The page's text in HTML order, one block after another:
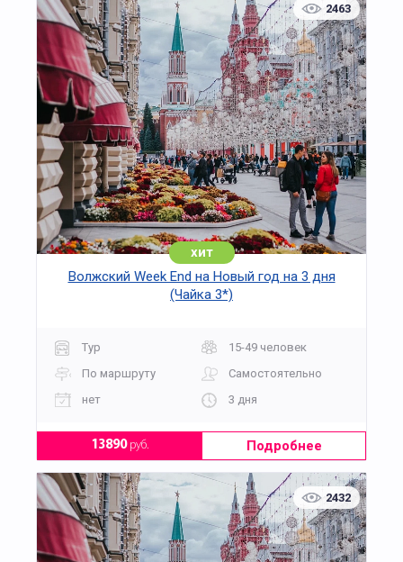
2463
хит
Волжский Week End на Новый год на 3 дня
(Чайка 3*)
Тур
15-49 человек
По маршруту
Самостоятельно
нет
3 дня
13890руб. Подробнее
2432